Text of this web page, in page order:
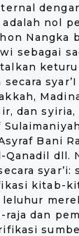
nol
Nangka
sebagai
dan
Bani
Qanadil dll.
syar’i:
kitab-
raja dan